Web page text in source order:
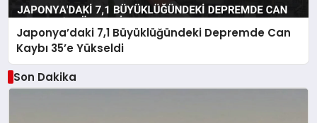
Japonya’daki 7,1 Büyüklüğündeki Depremde Can
Kaybı 35’e Yükseldi
Son Dakika